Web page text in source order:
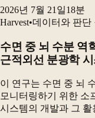
식사가 전체 CVD...
2026년 7월 21일18분
Harvest•데이터와 판단
수면 중 뇌 수분 역
근적외선 분광학
이 연구는 수면 중 뇌
모니터링하기 위한 소
시스템의 개발과 그